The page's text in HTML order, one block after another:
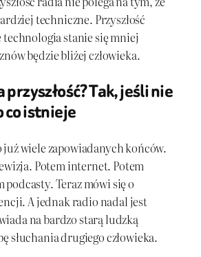
techniczne. Przyszłość
technologia stanie się mniej
będzie bliżej człowieka.
przyszłość? Tak, jeśli nie
co istnieje
już wiele zapowiadanych końców.
Potem internet. Potem
podcasty. Teraz mówi się o
A jednak radio nadal jest
na bardzo starą ludzką
słuchania drugiego człowieka.